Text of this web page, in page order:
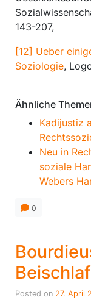
143-207,
[12] Ueber
Soziologie,
Ähnliche
Kadijustiz
Neu in
soziale
Webers
0
Posted on 27. April